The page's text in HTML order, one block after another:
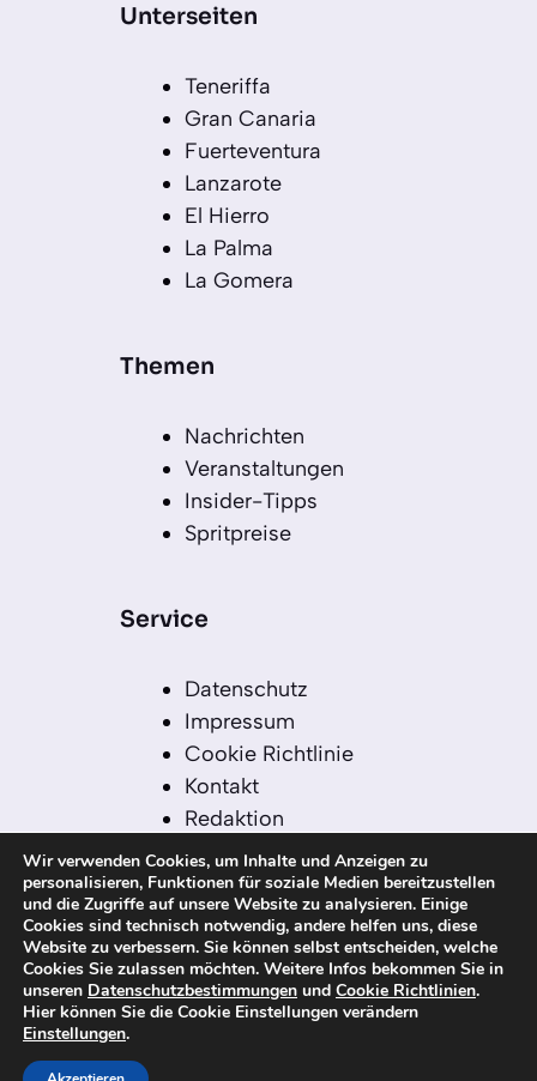
Unterseiten
Teneriffa
Gran Canaria
Fuerteventura
Lanzarote
El Hierro
La Palma
La Gomera
Themen
Nachrichten
Veranstaltungen
Insider-Tipps
Spritpreise
Service
Datenschutz
Impressum
Cookie Richtlinie
Kontakt
Redaktion
Redaktionelle Leitlinien
Sitemap
Einsatz von KI in der
Redaktion
© 2026 kanaren-nachrichten.com – Alle
Rechte vorbehalten
Wir verwenden Cookies, um Inhalte und Anzeigen zu
personalisieren, Funktionen für soziale Medien bereitzustellen
und die Zugriffe auf unsere Website zu analysieren. Einige
Cookies sind technisch notwendig, andere helfen uns, diese
Website zu verbessern. Sie können selbst entscheiden, welche
Cookies Sie zulassen möchten. Weitere Infos bekommen Sie in
unseren Datenschutzbestimmungen und Cookie Richtlinien.
Hier können Sie die Cookie Einstellungen verändern
Einstellungen.